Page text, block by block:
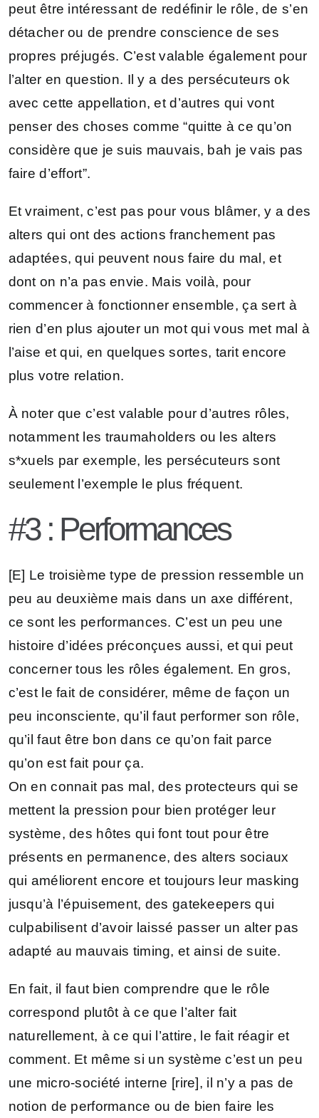
peut être intéressant de redéfinir le rôle, de s’en
détacher ou de prendre conscience de ses
propres préjugés. C’est valable également pour
l’alter en question. Il y a des persécuteurs ok
avec cette appellation, et d’autres qui vont
penser des choses comme “quitte à ce qu’on
considère que je suis mauvais, bah je vais pas
faire d’effort”.
Et vraiment, c’est pas pour vous blâmer, y a des
alters qui ont des actions franchement pas
adaptées, qui peuvent nous faire du mal, et
dont on n’a pas envie. Mais voilà, pour
commencer à fonctionner ensemble, ça sert à
rien d’en plus ajouter un mot qui vous met mal à
l’aise et qui, en quelques sortes, tarit encore
plus votre relation.
À noter que c’est valable pour d’autres rôles,
notamment les traumaholders ou les alters
s*xuels par exemple, les persécuteurs sont
seulement l’exemple le plus fréquent.
#3 : Performances
[E] Le troisième type de pression ressemble un
peu au deuxième mais dans un axe différent,
ce sont les performances. C’est un peu une
histoire d’idées préconçues aussi, et qui peut
concerner tous les rôles également. En gros,
c’est le fait de considérer, même de façon un
peu inconsciente, qu’il faut performer son rôle,
qu’il faut être bon dans ce qu’on fait parce
qu’on est fait pour ça.
On en connait pas mal, des protecteurs qui se
mettent la pression pour bien protéger leur
système, des hôtes qui font tout pour être
présents en permanence, des alters sociaux
qui améliorent encore et toujours leur masking
jusqu’à l’épuisement, des gatekeepers qui
culpabilisent d’avoir laissé passer un alter pas
adapté au mauvais timing, et ainsi de suite.
En fait, il faut bien comprendre que le rôle
correspond plutôt à ce que l’alter fait
naturellement, à ce qui l’attire, le fait réagir et
comment. Et même si un système c’est un peu
une micro-société interne [rire], il n’y a pas de
notion de performance ou de bien faire les